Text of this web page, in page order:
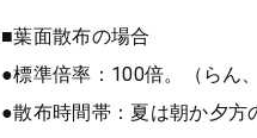
■葉面散布の場合
●標準倍率：100倍。（らん
●散布時間帯：夏は朝か夕方